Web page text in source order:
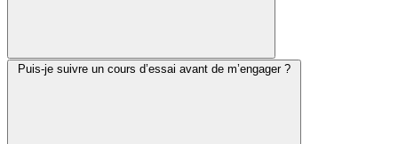
Puis-je suivre un cours d’essai avant de m’engager ?